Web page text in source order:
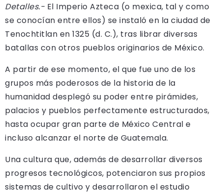
Detalles.- El Imperio Azteca (o mexica, tal y como
se conocían entre ellos) se instaló en la ciudad de
Tenochtitlan en 1325 (d. C.), tras librar diversas
batallas con otros pueblos originarios de México.
A partir de ese momento, el que fue uno de los
grupos más poderosos de la historia de la
humanidad desplegó su poder entre pirámides,
palacios y pueblos perfectamente estructurados,
hasta ocupar gran parte de México Central e
incluso alcanzar el norte de Guatemala.
Una cultura que, además de desarrollar diversos
progresos tecnológicos, potenciaron sus propios
sistemas de cultivo y desarrollaron el estudio